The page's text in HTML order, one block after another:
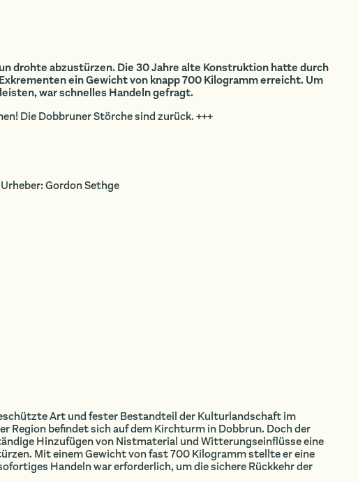
drohte abzustürzen. Die 30 Jahre alte Konstruktion hatte durch
ein Gewicht von knapp 700 Kilogramm erreicht. Um
war schnelles Handeln gefragt.
Die Dobbruner Störche sind zurück. +++
Gordon Sethge
Art und fester Bestandteil der Kulturlandschaft im
Region befindet sich auf dem Kirchturm in Dobbrun. Doch der
Hinzufügen von Nistmaterial und Witterungseinflüsse eine
Mit einem Gewicht von fast 700 Kilogramm stellte er eine
Handeln war erforderlich, um die sichere Rückkehr der